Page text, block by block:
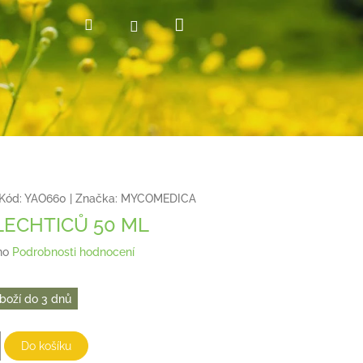
HledatPřihlášení
košík
Kód: YAO660 Značka: MYCOMEDICA
50 ML
Podrobnosti hodnocení
do 3 dnů
Do košíku